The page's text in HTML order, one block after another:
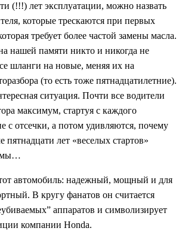
(!!!) лет эксплуатации, можно назвать
которые трескаются при первых
требует более частой замены масла.
нашей памяти никто и никогда не
шланги на новые, меняя их на
(то есть тоже пятнадцатилетние).
ситуация. Почти все водители
максимум, стартуя с каждого
с отсечки, а потом удивляются, почему
пятнадцати лет «веселых стартов»
автомобиль: надежный, мощный и для
В кругу фанатов он считается
аппаратов и символизирует
компании Honda.